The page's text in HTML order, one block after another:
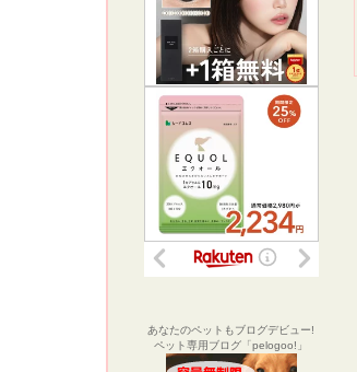
あなたのペットもブログデビュー!
ペット専用ブログ「pelogoo!」